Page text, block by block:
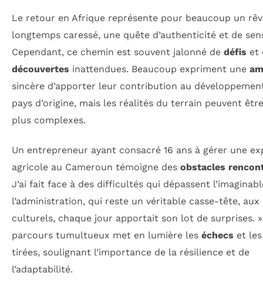
Le retour en Afrique représente pour beaucoup un
longtemps caressé, une quête d’authenticité et de
Cependant, ce chemin est souvent jalonné de défis et
découvertes inattendues. Beaucoup expriment une
sincère d’apporter leur contribution au
pays d’origine, mais les réalités du terrain peuvent
plus complexes.
Un entrepreneur ayant consacré 16 ans à gérer une
agricole au Cameroun témoigne des obstacles
J’ai fait face à des difficultés qui dépassent
l’administration, qui reste un véritable casse-tête, aux
culturels, chaque jour apportait son lot de surprises. »
parcours tumultueux met en lumière les échecs et
tirées, soulignant l’importance de la résilience et de
l’adaptabilité.